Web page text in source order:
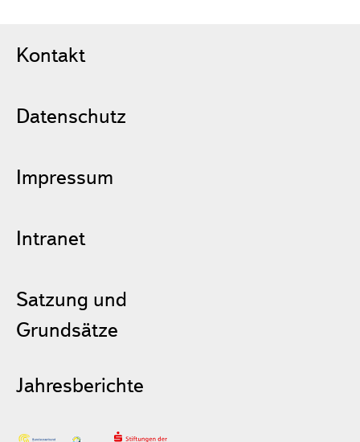
Kontakt
Datenschutz
Impressum
Intranet
Satzung und
Grundsätze
Jahresberichte